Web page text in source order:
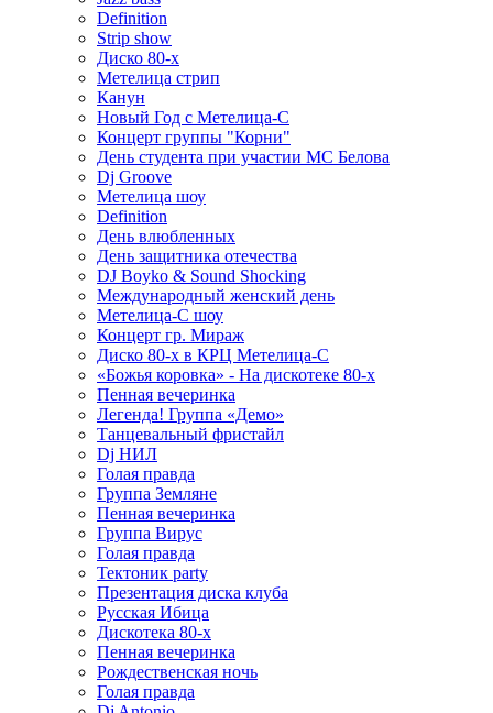
Definition
Strip show
Диско 80-х
Метелица стрип
Канун
Новый Год с Метелица-С
Концерт группы "Корни"
День студента при участии МС Белова
Dj Groove
Метелица шоу
Definition
День влюбленных
День защитника отечества
DJ Boyko & Sound Shocking
Международный женский день
Метелица-С шоу
Концерт гр. Мираж
Диско 80-х в КРЦ Метелица-С
«Божья коровка» - На дискотеке 80-х
Пенная вечеринка
Легенда! Группа «Демо»
Танцевальный фристайл
Dj НИЛ
Голая правда
Группа Земляне
Пенная вечеринка
Группа Вирус
Голая правда
Тектоник party
Презентация диска клуба
Русская Ибица
Дискотека 80-х
Пенная вечеринка
Рождественская ночь
Голая правда